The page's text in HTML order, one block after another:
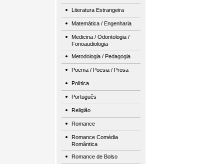
Literatura Estrangeira
Matemática / Engenharia
Medicina / Odontologia /
Fonoaudiologia
Metodologia / Pedagogia
Poema / Poesia / Prosa
Política
Português
Religião
Romance
Romance Comédia
Romântica
Romance de Bolso